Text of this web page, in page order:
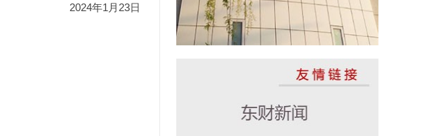
2024年1月23日